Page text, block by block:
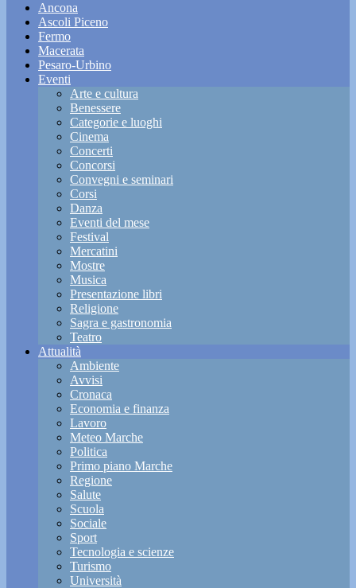
Ancona
Ascoli Piceno
Fermo
Macerata
Pesaro-Urbino
Eventi
Arte e cultura
Benessere
Categorie e luoghi
Cinema
Concerti
Concorsi
Convegni e seminari
Corsi
Danza
Eventi del mese
Festival
Mercatini
Mostre
Musica
Presentazione libri
Religione
Sagra e gastronomia
Teatro
Attualità
Ambiente
Avvisi
Cronaca
Economia e finanza
Lavoro
Meteo Marche
Politica
Primo piano Marche
Regione
Salute
Scuola
Sociale
Sport
Tecnologia e scienze
Turismo
Università